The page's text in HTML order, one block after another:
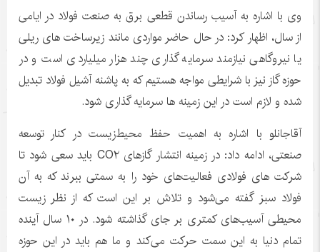
وی با اشاره به آسیب رساندن قطعی برق به صنعت فولاد در ایامی
از سال، اظهار کرد: در حال حاضر مواردی مانند زیرساخت های ریلی
یا نیروگاهی نیازمند سرمایه گذاری چند هزار میلیاردی است و در
حوزه گاز نیز با شرایطی مواجه هستیم که به پاشنه آشیل فولاد تبدیل
شده و لازم است در این زمینه ها سرمایه گذاری شود.
آقاجانلو با اشاره به اهمیت حفظ محیط‌زیست در کنار توسعه
صنعتی، ادامه داد: در زمینه انتشار گازهای CO۲ باید سعی شود تا
شرکت های فولادی فعالیت‌های خود را به سمتی ببرند که به آن
فولاد سبز گفته می‌شود و تلاش بر این است که از نظر زیست
محیطی آسیب‌های کمتری بر جای گذاشته شود. در ۱۰ سال آینده
تمام دنیا به این سمت حرکت می‌کند و ما هم باید در این حوزه